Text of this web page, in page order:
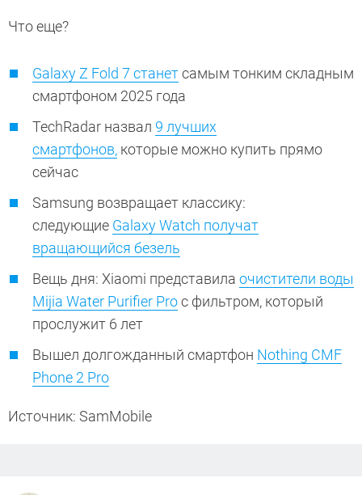
Что еще?
Galaxy Z Fold 7 станетсамым тонким складным
смартфоном 2025 года
TechRadar назвал 9 лучших
смартфонов, которые можно купить прямо
сейчас
Samsung возвращает классику:
следующие Galaxy Watch получат
вращающийся безель
Вещь дня: Xiaomi представила очистители воды
Mijia Water Purifier Proс фильтром, который
прослужит 6 лет
Вышел долгожданный смартфон Nothing CMF
Phone 2 Pro
Источник: SamMobile